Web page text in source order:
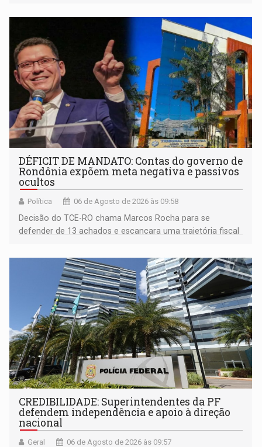
DÉFICIT DE MANDATO: Contas do governo de
Rondônia expõem meta negativa e passivos
ocultos
Política 06 de Agosto de 2026 às 09:58
Decisão do TCE-RO chama Marcos Rocha para se
defender de 13 achados e escancara uma trajetória fiscal
mandato
CREDIBILIDADE: Superintendentes da PF
defendem independência e apoio à direção
nacional
Geral 06 de Agosto de 2026 às 09:57